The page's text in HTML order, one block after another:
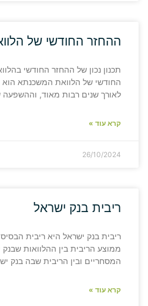
ההחזר החודשי של
תכנון נכון של ההחזר החודשי
החודשי של הלוואת המשכנתא הוא
לאורך שנים רבות מאוד, וההשפעה
קרא עוד »
26/10/2024
ריבית בנק ישראל
ריבית בנק ישראל היא ריבית
ממוצע הריבית בין ההלוואות
המסחריים ובין הריבית שבה בנק
קרא עוד »